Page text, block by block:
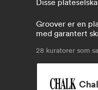
Disse
Groover er en
med garantert
28 kuratorer som